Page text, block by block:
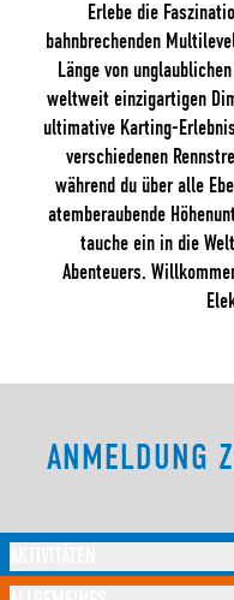
Erlebe die
bahnbrechenden
Länge von
weltweit einzigartigen
ultimative Karting-
verschiedenen
während du über alle
atemberaubende
tauche ein in die
Abenteuers.
ANMELDUNG